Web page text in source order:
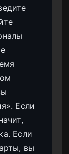
Если
Если
вы